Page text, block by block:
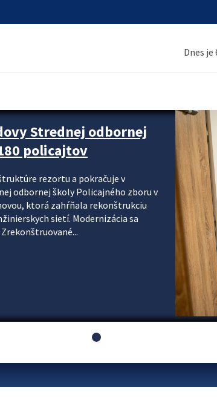
Dnes
Strednej odbornej
policajtov
rezortu a pokračuje v
odbornej školy Policajného zboru v
ktorá zahŕňala rekonštrukciu
sietí. Modernizácia sa